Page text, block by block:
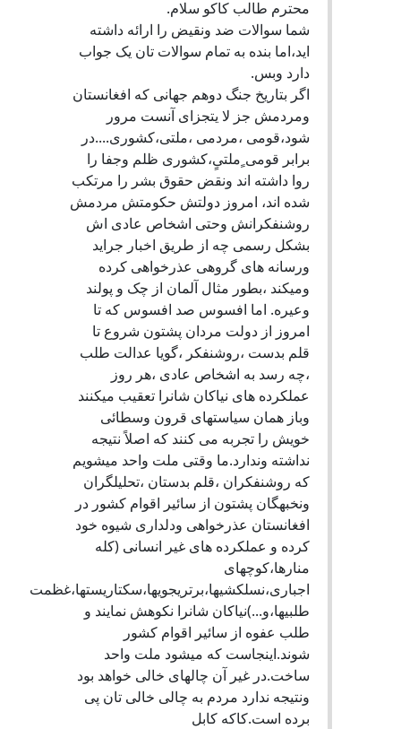
محترم طالب کاکو سلام.
شما سوالات ضد ونقیض را ارائه داشته
اید،اما بنده به تمام سوالات تان یک جواب
دارد وبس.
اگر بتاریخ جنگ دوهم جهانی که افغانستان
ومردمش جز لا یتجزای آنست مرور
شود،قومی ،مردمی ،ملتی،کشوری....در
برابر قومی ٍملتیٍ،کشوری ظلم وجفا را
روا داشته اند ونقض حقوق بشر را مرتکب
شده اند، امروز دولتش حکومتش مردمش
روشنفکرانش وحتی اشخاص عادی اش
بشکل رسمی چه از طریق اخبار جراید
ورسانه های گروهی عذرخواهی کرده
ومیکند ،بطور مثال آلمان از چک و پولند
وعیره. اما افسوس صد افسوس که تا
امروز از دولت مردان پشتون شروع تا
قلم بدست ،روشنفکر ،گویا عدالت طلب
،چه رسد به اشخاص عادی ،هر روز
عملکرده های نیاکان شانرا تعقیب میکنند
وباز همان سیاستهای قرون وسطائی
خویش را تجربه می کنند که اصلاً نتیجه
نداشته وندارد.ما وقتی ملت واحد میشویم
که روشنفکران ،قلم بدستان ،تحلیلگران
ونخبهگان پشتون از سائیر اقوام کشور در
افغانستان عذرخواهی ودلداری شیوه خود
کرده و عملکرده های غیر انسانی (کله
منارها،کوچهای
اجباری،نسلکشیها،برتریجویها،سکتاریستها،غظمت
طلبیها،و...)نیاکان شانرا نکوهش نمایند و
طلب عفوه از سائیر اقوام کشور
شوند.اینجاست که میشود ملت واحد
ساخت.در غیر آن چالهای خالی خواهد بود
ونتیجه ندارد مردم به چالی خالی تان پی
برده است.کاکه کابل